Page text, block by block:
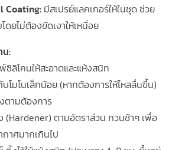
Coating: มีสเปรย์แลคเกอร์ให้ในชุด ช่วย
ดยไม่ต้องขัดเงาให้เหนื่อย
น:
ซิลิโคนให้สะอาดและแห้งสนิท
โมโนเล็กน้อย (หากต้องการให้ไหลลื่นขึ้น)
ตามต้องการ
(Hardener) ตามอัตราส่วน กวนช้าๆ เพื่อ
าศมากเกินไป